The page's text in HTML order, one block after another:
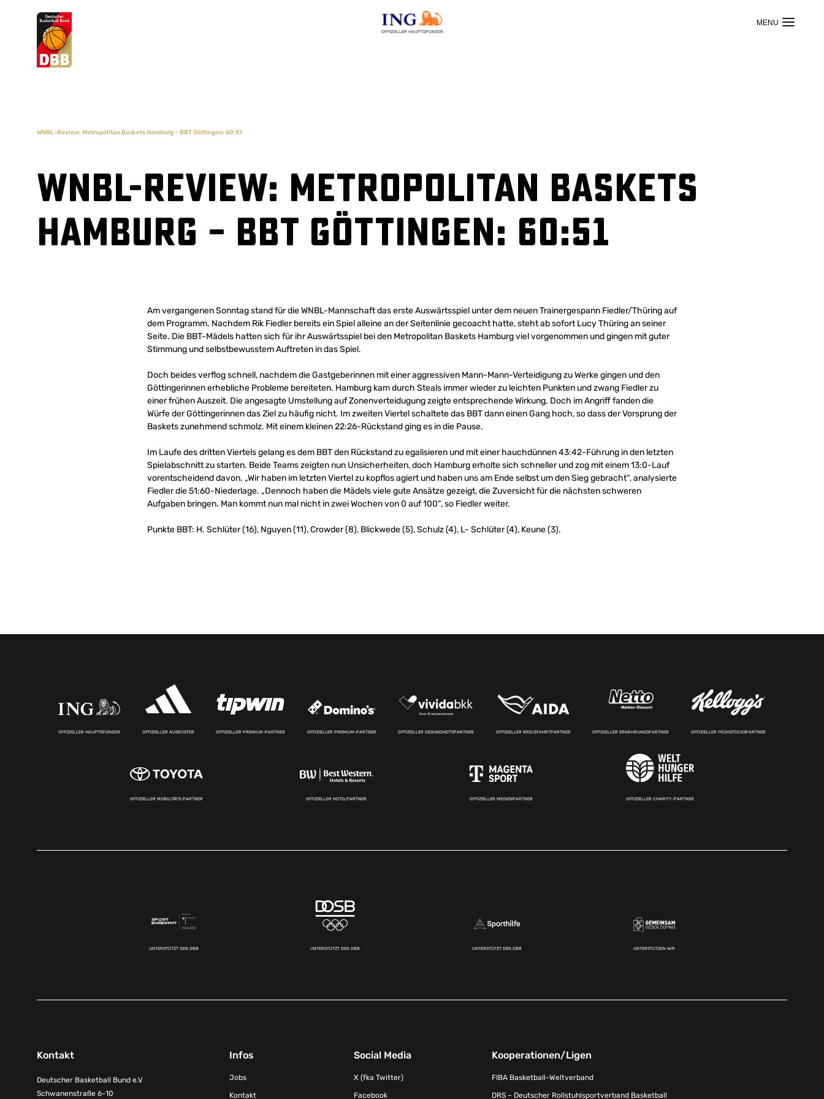
OFFIZIELLER HAUPTSPONSOR
Suchvorschläge
WNBL-Review: Metropolitan Baskets Hamburg – BBT Göttingen: 60:51
WNBL-Review: Metropolitan Baskets
Hamburg – BBT Göttingen: 60:51
Am vergangenen Sonntag stand für die WNBL-Mannschaft das erste Auswärtsspiel unter dem neuen Trainergespann Fiedler/Thüring auf
dem Programm. Nachdem Rik Fiedler bereits ein Spiel alleine an der Seitenlinie gecoacht hatte, steht ab sofort Lucy Thüring an seiner
Seite. Die BBT-Mädels hatten sich für ihr Auswärtsspiel bei den Metropolitan Baskets Hamburg viel vorgenommen und gingen mit guter
Stimmung und selbstbewusstem Auftreten in das Spiel.
Doch beides verflog schnell, nachdem die Gastgeberinnen mit einer aggressiven Mann-Mann-Verteidigung zu Werke gingen und den
Göttingerinnen erhebliche Probleme bereiteten. Hamburg kam durch Steals immer wieder zu leichten Punkten und zwang Fiedler zu
einer frühen Auszeit. Die angesagte Umstellung auf Zonenverteidugung zeigte entsprechende Wirkung. Doch im Angriff fanden die
Würfe der Göttingerinnen das Ziel zu häufig nicht. Im zweiten Viertel schaltete das BBT dann einen Gang hoch, so dass der Vorsprung der
Baskets zunehmend schmolz. Mit einem kleinen 22:26-Rückstand ging es in die Pause.
Im Laufe des dritten Viertels gelang es dem BBT den Rückstand zu egalisieren und mit einer hauchdünnen 43:42-Führung in den letzten
Spielabschnitt zu starten. Beide Teams zeigten nun Unsicherheiten, doch Hamburg erholte sich schneller und zog mit einem 13:0-Lauf
vorentscheidend davon. „Wir haben im letzten Viertel zu kopflos agiert und haben uns am Ende selbst um den Sieg gebracht“, analysierte
Fiedler die 51:60-Niederlage. „Dennoch haben die Mädels viele gute Ansätze gezeigt, die Zuversicht für die nächsten schweren
Aufgaben bringen. Man kommt nun mal nicht in zwei Wochen von 0 auf 100“, so Fiedler weiter.
Punkte BBT: H. Schlüter (16), Nguyen (11), Crowder (8), Blickwede (5), Schulz (4), L- Schlüter (4), Keune (3).
OFFIZIELLER HAUPTSPONSOR OFFIZIELLER AUSRÜSTER OFFIZIELLER PREMIUM-PARTNER OFFIZIELLER PREMIUM-PARTNER OFFIZIELLER GESUNDHEITSPARTNER OFFIZIELLER KREUZFAHRTPARTNER OFFIZIELLER ERNÄHRUNGSPARTNER OFFIZIELLER FRÜHSTÜCKSPARTNER
OFFIZIELLER MOBILITÄTS-PARTNER OFFIZIELLER HOTELPARTNER OFFIZIELLER MEDIENPARTNER OFFIZIELLER CHARITY-PARTNER
UNTERSTÜTZT DEN DBB UNTERSTÜTZT DEN DBB UNTERSTÜTZT DEN DBB UNTERSTÜTZEN WIR
Kontakt
Deutscher Basketball Bund e.V
Schwanenstraße 6-10
Infos
Jobs
Kontakt
Social Media
X (fka Twitter)
Facebook
Kooperationen/Ligen
FIBA Basketball-Weltverband
DRS – Deutscher Rollstuhlsportverband Basketball